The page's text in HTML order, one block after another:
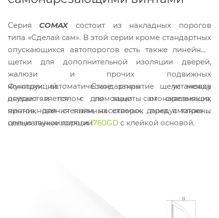
Серия COMAXсостоит из накладных порогов
типа «Сделай сам». В этой серии кроме стандартных
опускающихся автопорогов есть также линейные
щетки для дополнительной изоляции дверей,
жалюзи и прочих подвижных
конструкций. Стандартная установка
осуществляется с помощью самонарезающих
винтов, для стеклянных створок предусмотрены
специальные пороги1760GD с клейкой основой.
Функции: автоматическое закрытие щели между
дверью и полом для защиты от сквозняков,
проникновения пыли, насекомых, дыма, а также с
целью звукоизоляции